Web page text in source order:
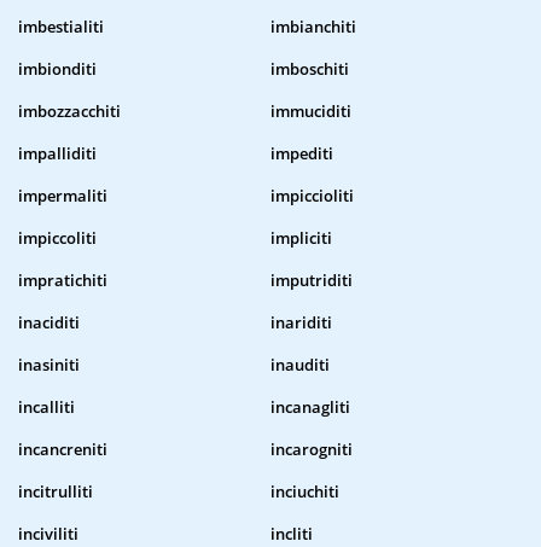
imbestialiti
imbianchiti
imbionditi
imboschiti
imbozzacchiti
immuciditi
impalliditi
impediti
impermaliti
impiccioliti
impiccoliti
impliciti
impratichiti
imputriditi
inaciditi
inariditi
inasiniti
inauditi
incalliti
incanagliti
incancreniti
incarogniti
incitrulliti
inciuchiti
inciviliti
incliti